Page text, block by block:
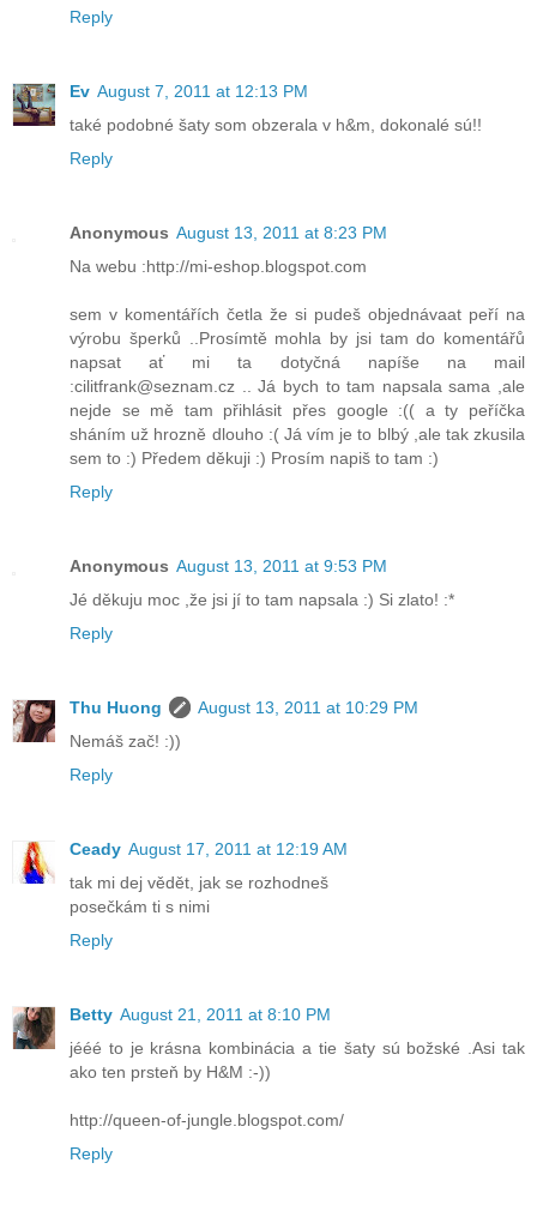
Reply
Ev August 7, 2011 at 12:13 PM
také podobné šaty som obzerala v h&m, dokonalé sú!!
Reply
Anonymous August 13, 2011 at 8:23 PM
Na webu :http://mi-eshop.blogspot.com
sem v komentářích četla že si pudeš objednávaat peří na
výrobu šperků ..Prosímtě mohla by jsi tam do komentářů
napsat ať mi ta dotyčná napíše na mail
:cilitfrank@seznam.cz .. Já bych to tam napsala sama ,ale
nejde se mě tam přihlásit přes google :(( a ty peříčka
sháním už hrozně dlouho :( Já vím je to blbý ,ale tak zkusila
sem to :) Předem děkuji :) Prosím napiš to tam :)
Reply
Anonymous August 13, 2011 at 9:53 PM
Jé děkuju moc ,že jsi jí to tam napsala :) Si zlato! :*
Reply
Thu Huong
August 13, 2011 at 10:29 PM
Nemáš zač! :))
Reply
Ceady August 17, 2011 at 12:19 AM
tak mi dej vědět, jak se rozhodneš
posečkám ti s nimi
Reply
Betty August 21, 2011 at 8:10 PM
jééé to je krásna kombinácia a tie šaty sú božské .Asi tak
ako ten prsteň by H&M :-))
http://queen-of-jungle.blogspot.com/
Reply